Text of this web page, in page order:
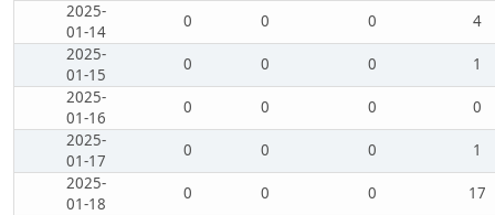
2025-
01-14
0 0 0
4
2025-
01-15
0 0 0
1
2025-
01-16
0 0 0
0
2025-
01-17
0 0 0
1
2025-
01-18
0 0 0
17